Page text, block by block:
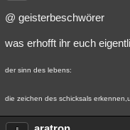
@ geisterbeschwörer
was erhofft ihr euch
der sinn des lebens:
die zeichen des schicksals